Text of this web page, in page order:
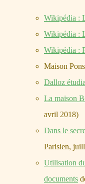
Wikipédia :
Wikipédia :
Wikipédia :
Maison
Dalloz
La maison
avril 2018)
Dans le
Parisien,
Utilisation
documents